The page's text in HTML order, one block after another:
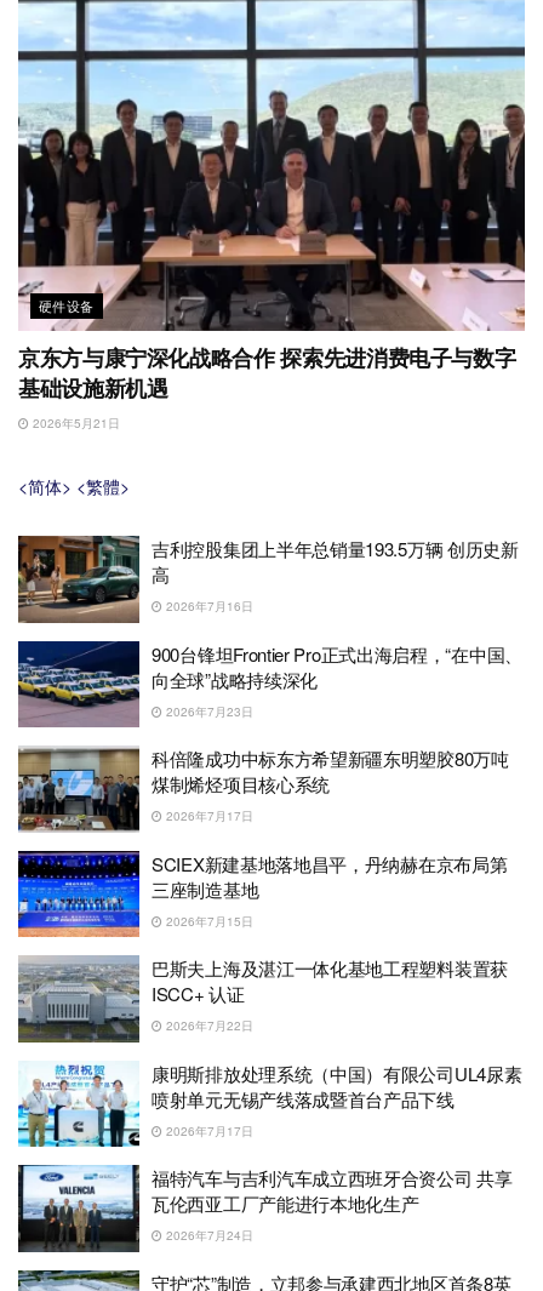
硬件设备
京东方与康宁深化战略合作 探索先进消费电子与数字
基础设施新机遇
2026年5月21日
<简体> <繁體>
吉利控股集团上半年总销量193.5万辆 创历史新
高
2026年7月16日
900台锋坦Frontier Pro正式出海启程，“在中国、
向全球”战略持续深化
2026年7月23日
科倍隆成功中标东方希望新疆东明塑胶80万吨
煤制烯烃项目核心系统
2026年7月17日
SCIEX新建基地落地昌平，丹纳赫在京布局第
三座制造基地
2026年7月15日
巴斯夫上海及湛江一体化基地工程塑料装置获
ISCC+ 认证
2026年7月22日
康明斯排放处理系统（中国）有限公司UL4尿素
喷射单元无锡产线落成暨首台产品下线
2026年7月17日
福特汽车与吉利汽车成立西班牙合资公司 共享
瓦伦西亚工厂产能进行本地化生产
2026年7月24日
守护“芯”制造，立邦参与承建西北地区首条8英